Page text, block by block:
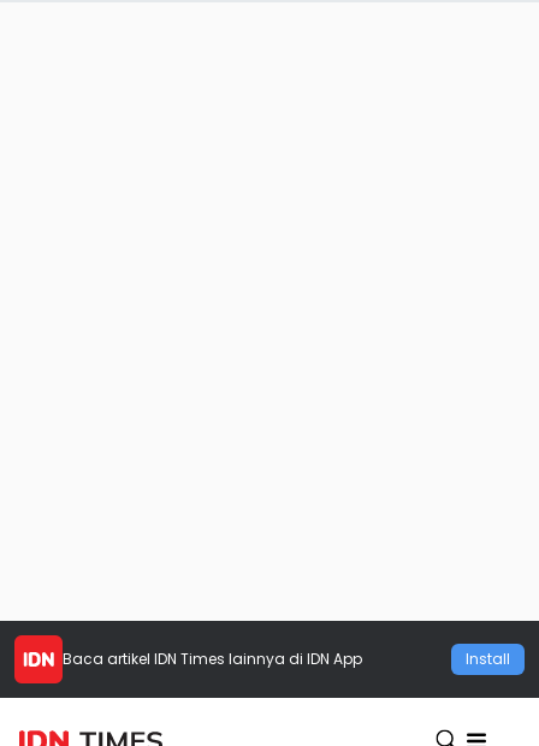
Baca artikel IDN Times lainnya di IDN App Install